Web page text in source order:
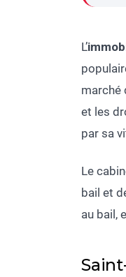
L’
marché
et les
par sa
Le
bail et
au bail,